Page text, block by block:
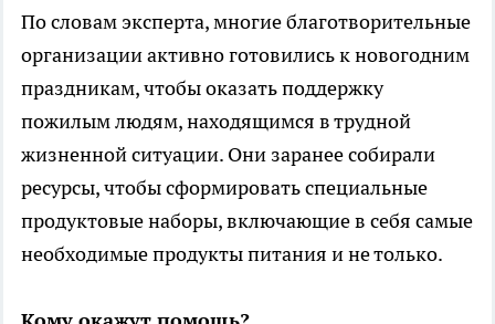
По словам эксперта, многие благотворительные
организации активно готовились к новогодним
праздникам, чтобы оказать поддержку
пожилым людям, находящимся в трудной
жизненной ситуации. Они заранее собирали
ресурсы, чтобы сформировать специальные
продуктовые наборы, включающие в себя самые
необходимые продукты питания и не только.